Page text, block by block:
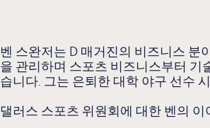
벤 스완저는 D 매거진의 비즈니스 분
을 관리하며 스포츠 비즈니스부터 기
습니다. 그는 은퇴한 대학 야구 선수
댈러스 스포츠 위원회에 대한 벤의